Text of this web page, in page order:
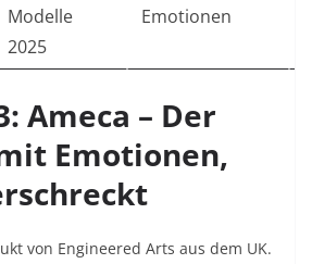
Modelle
2025
Emotionen
Ameca – Der
Emotionen,
von Engineered Arts aus dem UK.